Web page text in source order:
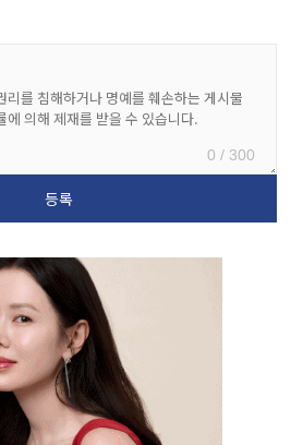
0 / 300